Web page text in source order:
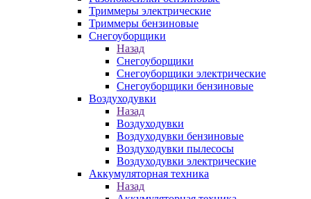
Триммеры электрические
Триммеры бензиновые
Снегоуборщики
Назад
Снегоуборщики
Снегоуборщики электрические
Снегоуборщики бензиновые
Воздуходувки
Назад
Воздуходувки
Воздуходувки бензиновые
Воздуходувки пылесосы
Воздуходувки электрические
Аккумуляторная техника
Назад